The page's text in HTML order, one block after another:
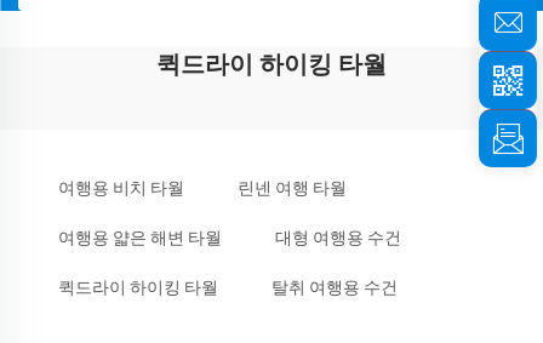
퀵드라이 하이킹 타월
여행용 비치 타월 린넨 여행 타월
여행용 얇은 해변 타월 대형 여행용 수건
퀵드라이 하이킹 타월 탈취 여행용 수건